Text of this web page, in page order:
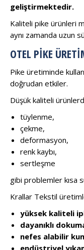
geliştirmektedir.
Kaliteli pike ürünleri
aynı zamanda uzun
OTEL PIKE
Pike üretiminde
doğrudan etkiler.
Düşük kaliteli
tüylenme,
çekme,
deformasyon,
renk kaybı,
sertleşme
gibi problemler kısa
Krallar Tekstil
yüksek kaliteli
dayanıklı
nefes alabilir
endüstriyel